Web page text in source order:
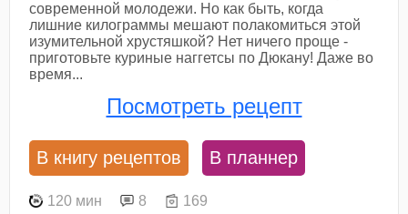
современной молодежи. Но как быть, когда
лишние килограммы мешают полакомиться этой
изумительной хрустяшкой? Нет ничего проще -
приготовьте куриные наггетсы по Дюкану! Даже во
время...
Посмотреть рецепт
В книгу рецептов В планнер
120 мин 8 169